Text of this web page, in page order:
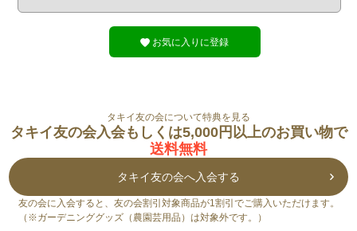
お気に入りに登録
タキイ友の会について特典を見る
タキイ友の会入会もしくは5,000円以上のお買い物で
送料無料
タキイ友の会へ入会する
友の会に入会すると、友の会割引対象商品が1割引でご購入いただけます。
（※ガーデニンググッズ（農園芸用品）は対象外です。）